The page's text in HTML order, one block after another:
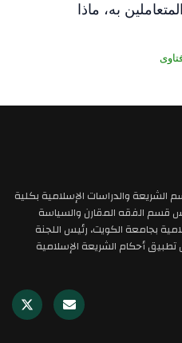
به، ماذا
والدراسات الإسلامية بكلية
قسم الفقه المقارن والسياسة
بجامعة الكويت، رئيس اللجنة
أحكام الشريعة الإسلامية
E
n
v
X
-
t